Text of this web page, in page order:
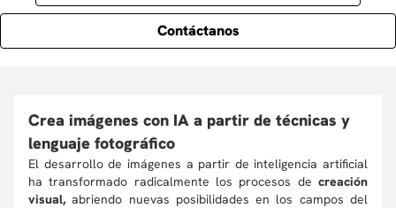
Contáctanos
Crea imágenes con IA a partir de técnicas y
lenguaje fotográfico
El desarrollo de imágenes a partir de inteligencia artificial
ha transformado radicalmente los procesos de creación
visual, abriendo nuevas posibilidades en los campos del